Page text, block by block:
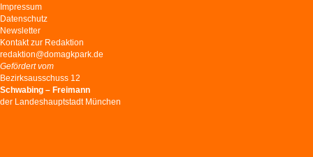
Navigation
überspringen
Impressum
Datenschutz
Newsletter
Kontakt zur Redaktion
redaktion@domagkpark.de
Gefördert vom
Bezirksausschuss 12
Schwabing – Freimann
der Landeshauptstadt München